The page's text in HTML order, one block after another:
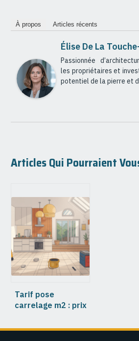
À propos Articles récents
Élise De La
Passionnée
les propriétaires et
potentiel de la pierre et
Articles Qui Pourraient
Tarif pose
carrelage m2 : prix
précis et conseils